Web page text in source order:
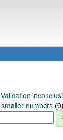
Validation
numbers